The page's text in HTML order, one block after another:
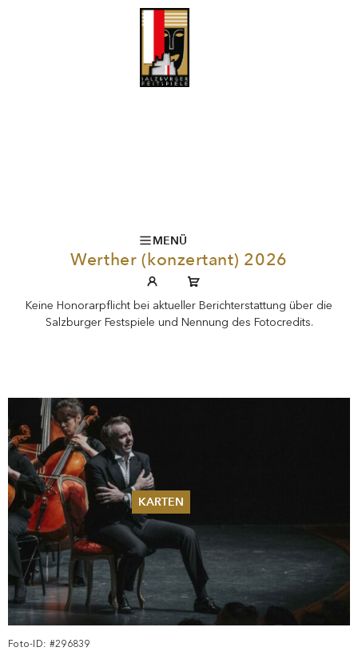
MENÜ
KARTEN
Sommer 2026
Pfingsten 2026
Abonnements
Karteninformation
Gutscheine
Werther (konzertant) 2026
Keine Honorarpflicht bei aktueller Berichterstattung über die
Salzburger Festspiele und Nennung des Fotocredits.
Foto-ID: #296839